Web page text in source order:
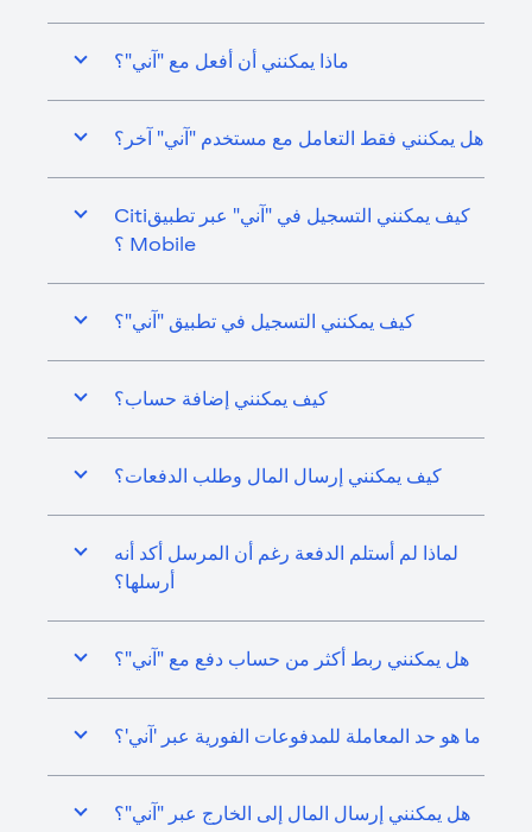
ماذا يمكنني أن أفعل مع "آني"؟
هل يمكنني فقط التعامل مع مستخدم "آني" آخر؟
كيف يمكنني التسجيل في "آني" عبر تطبيقCiti
Mobile ؟
كيف يمكنني التسجيل في تطبيق "آني"؟
كيف يمكنني إضافة حساب؟
كيف يمكنني إرسال المال وطلب الدفعات؟
لماذا لم أستلم الدفعة رغم أن المرسل أكد أنه
أرسلها؟
هل يمكنني ربط أكثر من حساب دفع مع "آني"؟
ما هو حد المعاملة للمدفوعات الفورية عبر 'آني'؟
هل يمكنني إرسال المال إلى الخارج عبر "آني"؟